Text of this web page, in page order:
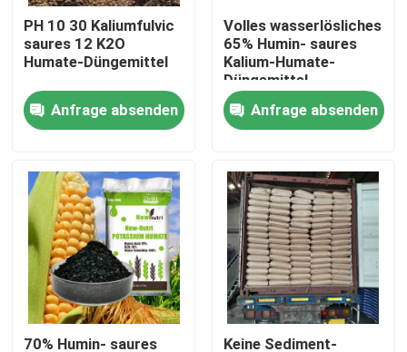
Qualitätskontrolle
Treten Sie mit uns in Verbindung
Fordern Sie ein Zitat
Saures organisches Humindüngemittel
Aminosäure-organisches Düngemittel
Stickstoff-organisches Düngemittel
PH 10 30 Kaliumfulvic
saures 12 K2O
Humate-Düngemittel
Anfrage absenden
Volles wasserlösliches
65% Humin- saures
Kalium-Humate-
Düngemittel
Anfrage absenden
70% Humin- saures Keine Sediment-